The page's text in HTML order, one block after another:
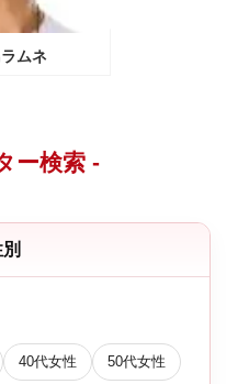
ムネ
ー検索 -
40代女性 50代女性